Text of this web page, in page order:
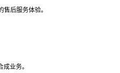
后服务体验。
业务。